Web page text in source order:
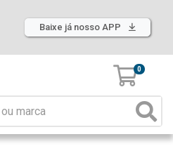
Baixe já nosso APP
0